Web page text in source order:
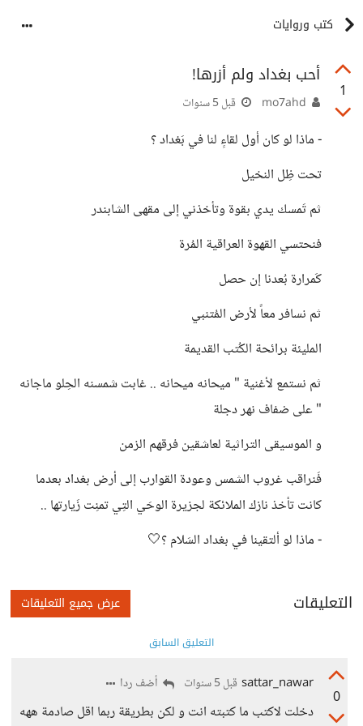
كتب وروايات
1
أحب بغداد ولم أزرها!
قبل 5 سنوات
- ماذا لو كان أول لقاءٍ لنا في بَغداد ؟
تحت ظِل النخيل
ثم تَمسك يدي بقوة وتأخذني إلى مقهى الشابندر
فنحتسي القهوة العراقية المُرة
كَمرارة بُعدنا إن حصل
ثم نسافر معاً لأرض المُتنبي
المليئة برائحة الكُتب القديمة
ثم نستمع لأغنية " ميحانه ميحانه .. غابت شمسنه الحِلو ماجانه
" على ضفاف نهر دجلة
و الموسيقى التراثية لعاشقين فرقهم الزمن
فَنراقب غروب الشمس وعودة القوارب إلى أرض بغداد بعدما
كانت تأخذ نازك الملائكة لجزيرة الوحَي التِي تمنِت زَيارتها ..
- ماذا لو ألتقينا في بغداد السَلام ؟🤍
التعليقات عرض جميع التعليقات
التعليق السابق
0
sattar_nawar قبل 5 سنوات أضف ردا
دخلت لاكتب ما كتبته انت و لكن بطريقة ربما اقل صادمة ههه